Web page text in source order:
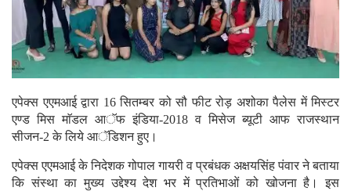
एपेक्स एएमआई द्वारा 16 सितम्बर को सौ फीट रोड़ अशोका पैलेस में मिस्टर
एण्ड मिस माॅडल आॅफ इंडिया-2018 व मिसेज ब्यूटी आफ राजस्थान
सीजन-2 के लिये आॅडिशन हुए।
एपेक्स एएमआई के निदेशक गोपाल गायरी व प्रबंधक अक्षयसिंह पंवार ने बताया
कि संस्था का मुख्य उद्देश्य देश भर में प्रतिभाओं को खोजना है। इस